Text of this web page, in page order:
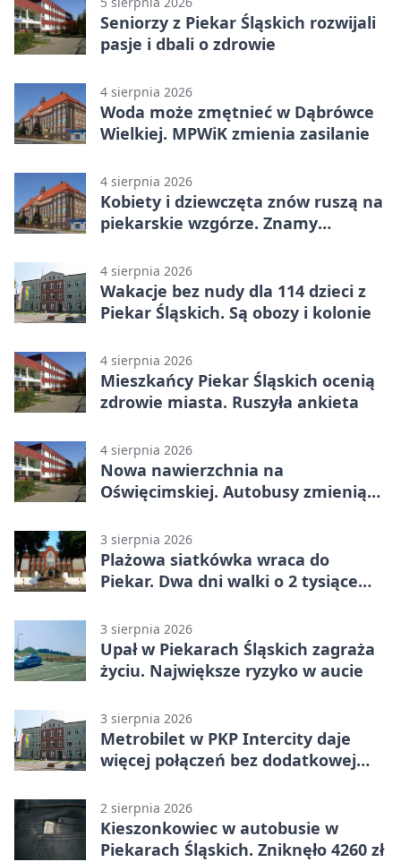
Seniorzy z Piekar Śląskich rozwijali
pasje i dbali o zdrowie
4 sierpnia 2026
Woda może zmętnieć w Dąbrówce
Wielkiej. MPWiK zmienia zasilanie
4 sierpnia 2026
Kobiety i dziewczęta znów ruszą na
piekarskie wzgórze. Znamy
4 sierpnia 2026
Wakacje bez nudy dla 114 dzieci z
Piekar Śląskich. Są obozy i kolonie
4 sierpnia 2026
Mieszkańcy Piekar Śląskich ocenią
zdrowie miasta. Ruszyła ankieta
4 sierpnia 2026
Nowa nawierzchnia na
Oświęcimskiej. Autobusy zmienią
3 sierpnia 2026
Plażowa siatkówka wraca do
Piekar. Dwa dni walki o 2 tysiące
3 sierpnia 2026
Upał w Piekarach Śląskich zagraża
życiu. Największe ryzyko w aucie
3 sierpnia 2026
Metrobilet w PKP Intercity daje
więcej połączeń bez dodatkowej
2 sierpnia 2026
Kieszonkowiec w autobusie w
Piekarach Śląskich. Zniknęło 4260 zł